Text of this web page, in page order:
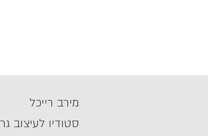
מירב רייכל
סטודיו לעיצוב